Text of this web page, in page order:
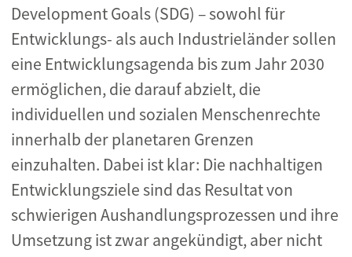
Development Goals (SDG) – sowohl für
Entwicklungs- als auch Industrieländer sollen
eine Entwicklungsagenda bis zum Jahr 2030
ermöglichen, die darauf abzielt, die
individuellen und sozialen Menschenrechte
innerhalb der planetaren Grenzen
einzuhalten. Dabei ist klar: Die nachhaltigen
Entwicklungsziele sind das Resultat von
schwierigen Aushandlungsprozessen und ihre
Umsetzung ist zwar angekündigt, aber nicht